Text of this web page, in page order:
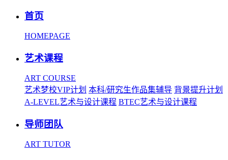
首页
HOMEPAGE
艺术课程
ART COURSE
艺术梦校VIP计划 本科/研究生作品集辅导 背景提升计划
A-LEVEL艺术与设计课程 BTEC艺术与设计课程
导师团队
ART TUTOR